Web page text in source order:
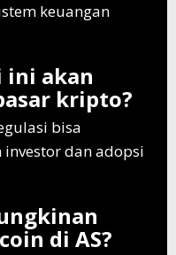
keuangan
ini akan
kripto?
bisa
dan adopsi
di AS?